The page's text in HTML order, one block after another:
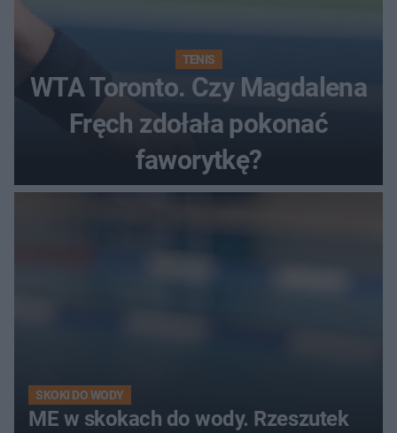
TENIS
WTA Toronto. Czy Magdalena
Fręch zdołała pokonać
faworytkę?
SKOKI DO WODY
ME w skokach do wody. Rzeszutek